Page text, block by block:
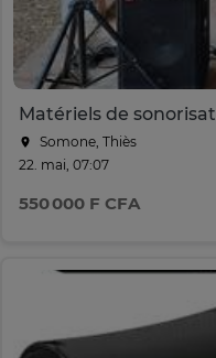
Somone, Thiès
22. mai, 07:07
550 000 F CFA